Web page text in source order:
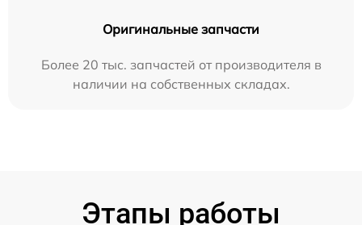
Оригинальные запчасти
Более 20 тыс. запчастей от производителя в
наличии на собственных складах.
Этапы работы